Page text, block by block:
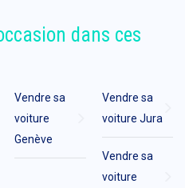
dans ces
Vendre sa
voiture
Genève
Vendre sa
voiture Jura
Vendre sa
voiture